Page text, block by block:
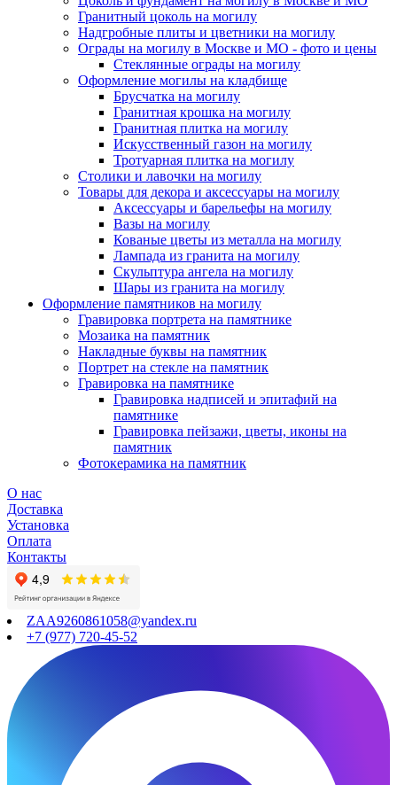
Гранитный цоколь на могилу
Надгробные плиты и цветники на могилу
Ограды на могилу в Москве и МО - фото и цены
Стеклянные ограды на могилу
Оформление могилы на кладбище
Брусчатка на могилу
Гранитная крошка на могилу
Гранитная плитка на могилу
Искусственный газон на могилу
Тротуарная плитка на могилу
Столики и лавочки на могилу
Товары для декора и аксессуары на могилу
Аксессуары и барельефы на могилу
Вазы на могилу
Кованые цветы из металла на могилу
Лампада из гранита на могилу
Скульптура ангела на могилу
Шары из гранита на могилу
Оформление памятников на могилу
Гравировка портрета на памятнике
Мозаика на памятник
Накладные буквы на памятник
Портрет на стекле на памятник
Гравировка на памятнике
Гравировка надписей и эпитафий на
памятнике
Гравировка пейзажи, цветы, иконы на
памятник
Фотокерамика на памятник
О нас
Доставка
Установка
Оплата
Контакты
ZAA9260861058@yandex.ru
+7 (977) 720-45-52